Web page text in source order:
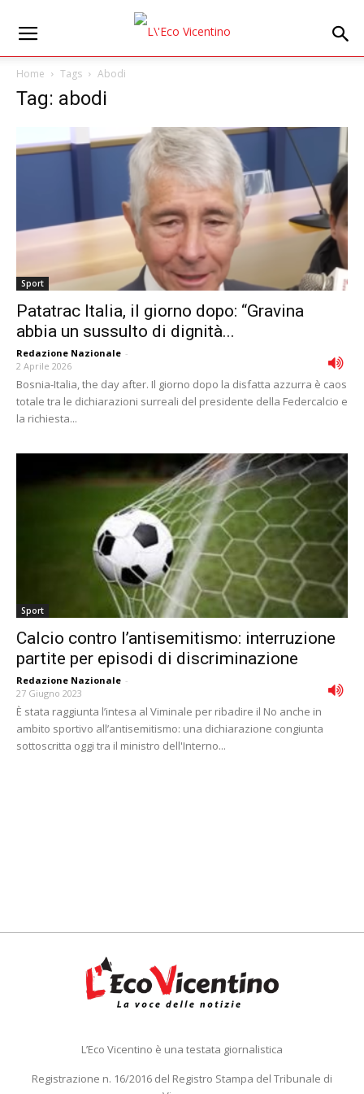
Home Tags Abodi
Tag: abodi
Sport
Patatrac Italia, il giorno dopo: “Gravina
abbia un sussulto di dignità...
Redazione Nazionale -
2 Aprile 2026
Bosnia-Italia, the day after. Il giorno dopo la disfatta azzurra è caos
totale tra le dichiarazioni surreali del presidente della Federcalcio e
la richiesta...
Sport
Calcio contro l’antisemitismo: interruzione
partite per episodi di discriminazione
Redazione Nazionale -
27 Giugno 2023
È stata raggiunta l’intesa al Viminale per ribadire il No anche in
ambito sportivo all’antisemitismo: una dichiarazione congiunta
sottoscritta oggi tra il ministro dell'Interno...
L’Eco Vicentino è una testata giornalistica
Registrazione n. 16/2016 del Registro Stampa del Tribunale di